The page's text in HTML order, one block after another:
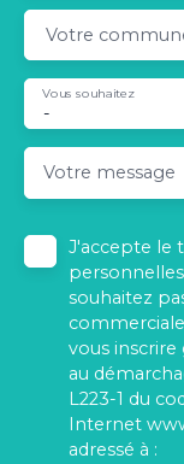
Votre
-
Vous souhaitez
Votre message
J'accepte le
souhaitez
vous
au
L223-1 du
Internet
adressé à :